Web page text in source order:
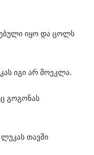
იყო და ცოლს
იგი არ მოეკლა.
გოგონას
თავში